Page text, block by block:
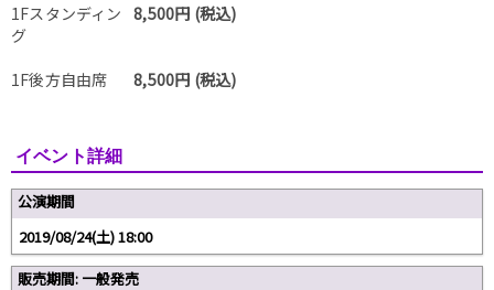
1Fスタンディン
グ
8,500円 (税込)
1F後方自由席 8,500円 (税込)
イベント詳細
公演期間
2019/08/24(土) 18:00
販売期間: 一般発売